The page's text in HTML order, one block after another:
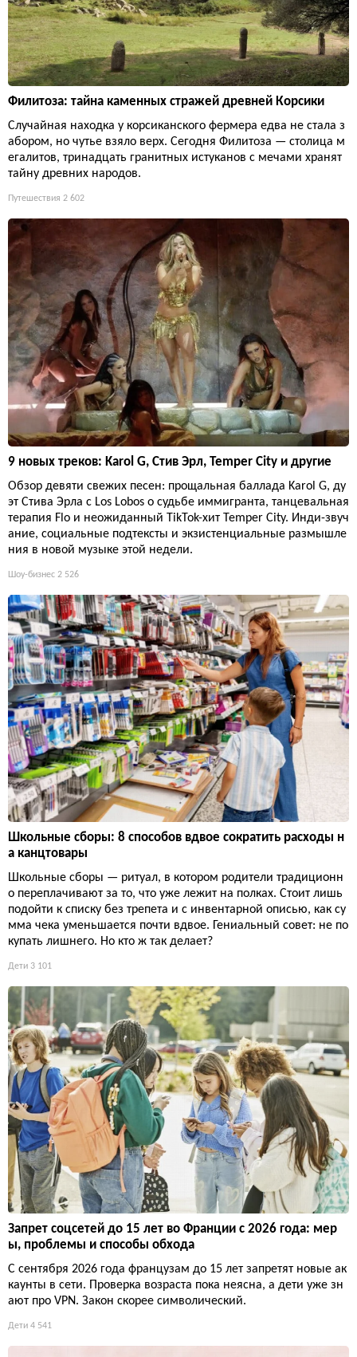
Филитоза: тайна каменных стражей древней Корсики
Случайная находка у корсиканского фермера едва не стала з
абором, но чутье взяло верх. Сегодня Филитоза — столица м
егалитов, тринадцать гранитных истуканов с мечами хранят
тайну древних народов.
Путешествия 2 602
9 новых треков: Karol G, Стив Эрл, Temper City и другие
Обзор девяти свежих песен: прощальная баллада Karol G, ду
эт Стива Эрла с Los Lobos о судьбе иммигранта, танцевальная
терапия Flo и неожиданный TikTok-хит Temper City. Инди-звуч
ание, социальные подтексты и экзистенциальные размышле
ния в новой музыке этой недели.
Шоу-бизнес 2 526
Школьные сборы: 8 способов вдвое сократить расходы н
а канцтовары
Школьные сборы — ритуал, в котором родители традиционн
о переплачивают за то, что уже лежит на полках. Стоит лишь
подойти к списку без трепета и с инвентарной описью, как су
мма чека уменьшается почти вдвое. Гениальный совет: не по
купать лишнего. Но кто ж так делает?
Дети 3 101
Запрет соцсетей до 15 лет во Франции с 2026 года: мер
ы, проблемы и способы обхода
С сентября 2026 года французам до 15 лет запретят новые ак
каунты в сети. Проверка возраста пока неясна, а дети уже зн
ают про VPN. Закон скорее символический.
Дети 4 541